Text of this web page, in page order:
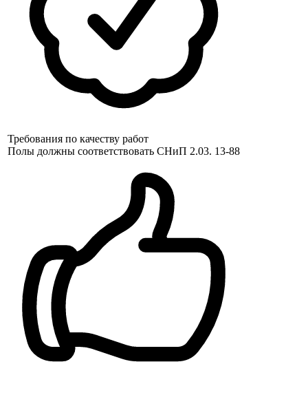
Требования по качеству работ
Полы должны соответствовать СНиП 2.03. 13-88